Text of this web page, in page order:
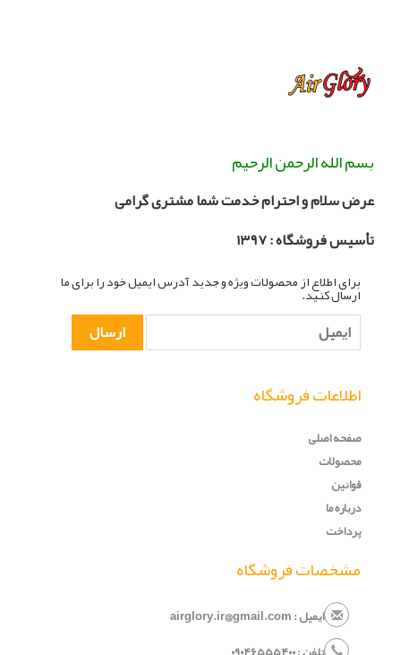
بسم الله الرحمن الرحیم
عرض سلام و احترام خدمت شما مشتری گرامی
تأسیس فروشگاه :
۱۳۹۷
برای اطلاع از محصولات ویژه و جدید آدرس ایمیل خود را برای ما
ارسال کنید.
اطلاعات فروشگاه
صفحه اصلی
محصولات
قوانین
درباره ما
پرداخت
مشخصات فروشگاه
ایمیل : airglory.ir@gmail.com